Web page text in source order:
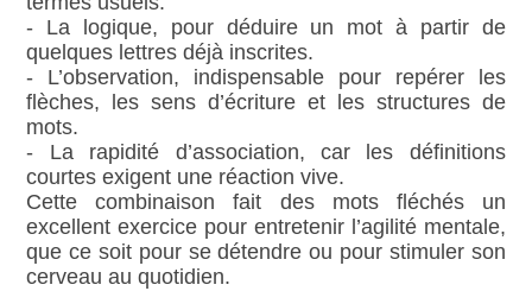
- La logique, pour déduire un mot à partir de
quelques lettres déjà inscrites.
- L’observation, indispensable pour repérer les
flèches, les sens d’écriture et les structures de
mots.
- La rapidité d’association, car les définitions
courtes exigent une réaction vive.
Cette combinaison fait des mots fléchés un
excellent exercice pour entretenir l’agilité mentale,
que ce soit pour se détendre ou pour stimuler son
cerveau au quotidien.